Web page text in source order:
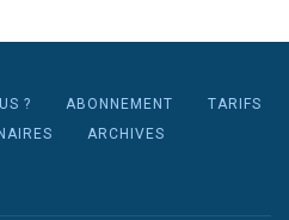
? ABONNEMENT
TARIFS
ARCHIVES